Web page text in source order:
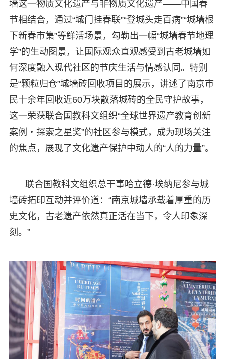
墙这一物质文化遗产与非物质文化遗产——中国春
节相结合，通过“城门挂春联”“登城头走百病”“城墙根
下新春市集”等鲜活场景，勾勒出一幅“城墙春节地理
学”的生动图景，让国际观众直观感受到古老城墙如
何深度融入现代社区的节庆生活与情感认同。特别
是“颗粒归仓”城墙砖回收项目的展示，讲述了南京市
民十余年回收近60万块散落城砖的全民守护故事，
这一荣获联合国教科文组织“全球世界遗产教育创新
案例・探索之星奖”的社区参与模式，成为现场关注
的焦点，展现了文化遗产保护中动人的“人的力量”。
联合国教科文组织总干事哈立德·埃纳尼参与城
墙砖拓印互动并评价道：“南京城墙承载着厚重的历
史文化，古老遗产依然真正活在当下，令人印象深
刻。”